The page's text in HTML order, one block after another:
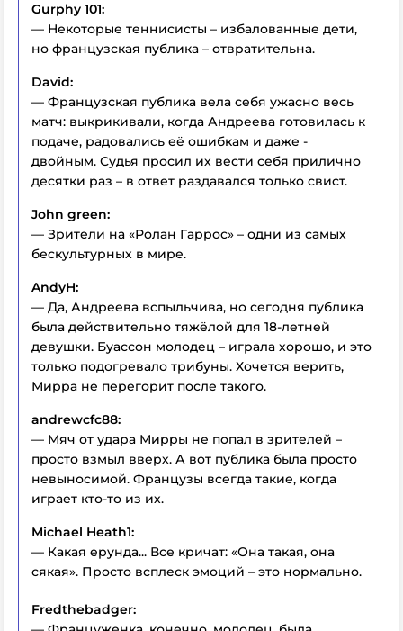
Gurphy 101:
— Некоторые теннисисты – избалованные дети,
но французская публика – отвратительна.
David:
— Французская публика вела себя ужасно весь
матч: выкрикивали, когда Андреева готовилась к
подаче, радовались её ошибкам и даже -
двойным. Судья просил их вести себя прилично
десятки раз – в ответ раздавался только свист.
John green:
— Зрители на «Ролан Гаррос» – одни из самых
бескультурных в мире.
AndyH:
— Да, Андреева вспыльчива, но сегодня публика
была действительно тяжёлой для 18-летней
девушки. Буассон молодец – играла хорошо, и это
только подогревало трибуны. Хочется верить,
Мирра не перегорит после такого.
andrewcfc88:
— Мяч от удара Мирры не попал в зрителей –
просто взмыл вверх. А вот публика была просто
невыносимой. Французы всегда такие, когда
играет кто-то из их.
Michael Heath1:
— Какая ерунда... Все кричат: «Она такая, она
сякая». Просто всплеск эмоций – это нормально.
Fredthebadger: